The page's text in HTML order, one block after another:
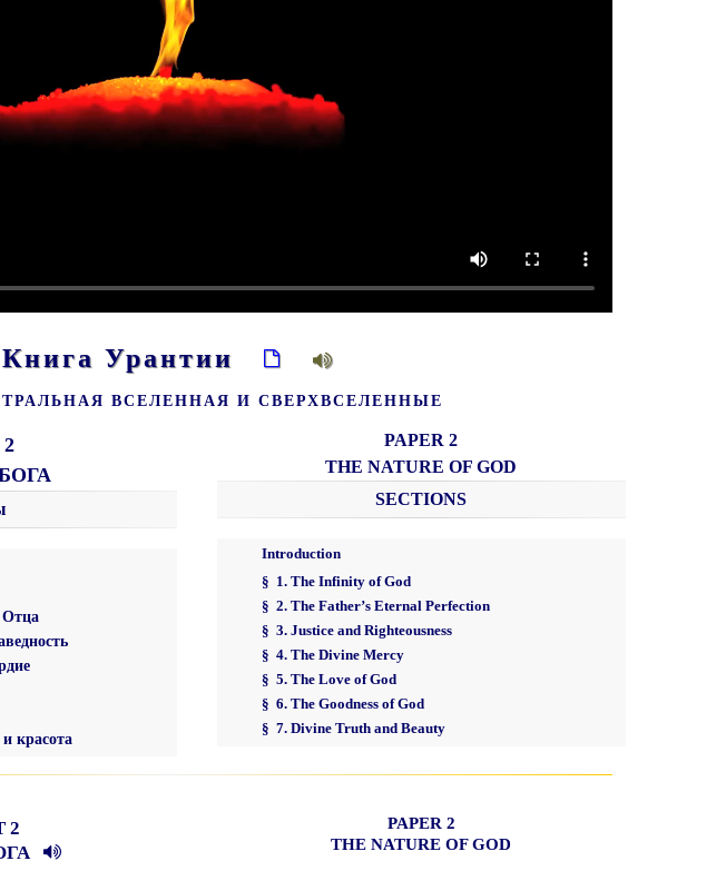
Книга Урантии
ВСЕЛЕННАЯ И СВЕРХВСЕЛЕННЫЕ
Отца
красота
PAPER 2
THE NATURE OF GOD
SECTIONS
Introduction
§ 1. The Infinity of God
§ 2. The Father’s Eternal Perfection
§ 3. Justice and Righteousness
§ 4. The Divine Mercy
§ 5. The Love of God
§ 6. The Goodness of God
§ 7. Divine Truth and Beauty
2
PAPER 2
THE NATURE OF GOD